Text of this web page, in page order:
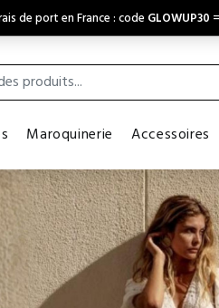
de port en France : code GLOWUP30 =
Maroquinerie Accessoires